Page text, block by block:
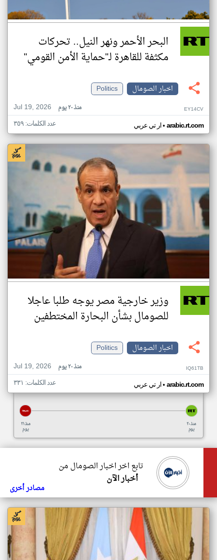
البحر الأحمر ونهر النيل.. تحركات
مكثفة للقاهرة لـ"حماية الأمن القومي"
اخبار الصومال
Politics
Jul 19, 2026
منذ ٢٠ يوم EY14CV
ار تي عربي• arabic.rt.com عدد الكلمات: ٣٥٩
وزير خارجية مصر يوجه طلبا عاجلا
للصومال بشأن البحارة المختطفين
اخبار الصومال
Politics
Jul 19, 2026
منذ ٢٠ يوم IQ61TB
ار تي عربي• arabic.rt.com عدد الكلمات: ٣٣١
منذ ٢١
يوم
منذ ٢٠
يوم
تابع اخر اخبار الصومال من
أخبار الآن
مصادر أخرى